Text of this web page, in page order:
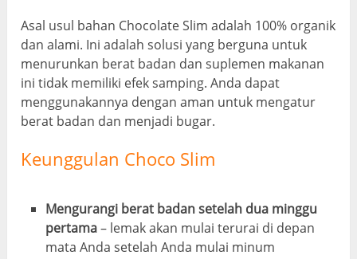
Asal usul bahan Chocolate Slim adalah 100% organik
dan alami. Ini adalah solusi yang berguna untuk
menurunkan berat badan dan suplemen makanan
ini tidak memiliki efek samping. Anda dapat
menggunakannya dengan aman untuk mengatur
berat badan dan menjadi bugar.
Keunggulan Choco Slim
Mengurangi berat badan setelah dua minggu
pertama– lemak akan mulai terurai di depan
mata Anda setelah Anda mulai minum